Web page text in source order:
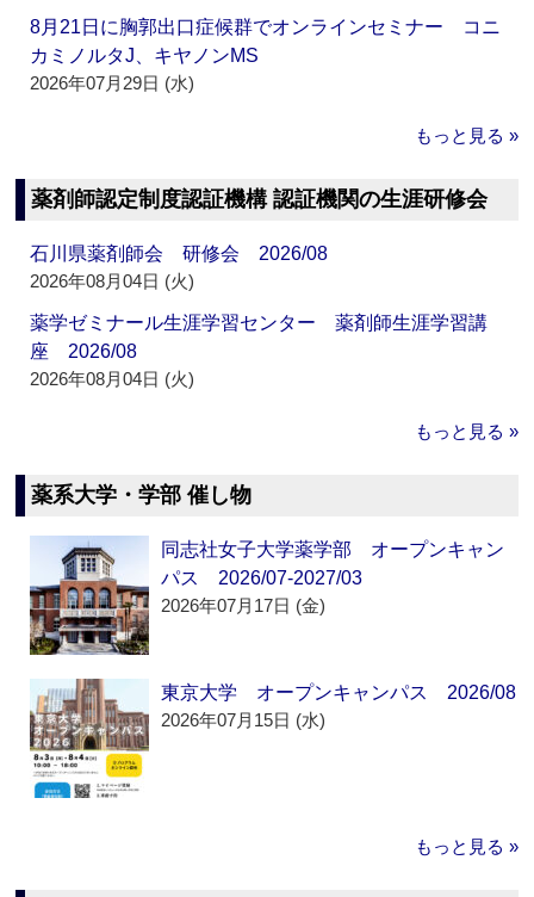
8月21日に胸郭出口症候群でオンラインセミナー コニ
カミノルタJ、キヤノンMS
2026年07月29日 (水)
もっと見る »
薬剤師認定制度認証機構 認証機関の生涯研修会
石川県薬剤師会 研修会 2026/08
2026年08月04日 (火)
薬学ゼミナール生涯学習センター 薬剤師生涯学習講
座 2026/08
2026年08月04日 (火)
もっと見る »
薬系大学・学部 催し物
同志社女子大学薬学部 オープンキャン
パス 2026/07-2027/03
2026年07月17日 (金)
東京大学 オープンキャンパス 2026/08
2026年07月15日 (水)
もっと見る »